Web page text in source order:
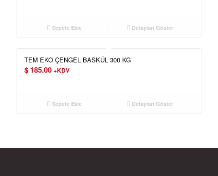
Sepete Ekle Detayları Göster
TEM EKO ÇENGEL BASKÜL 300 KG
$185.00 +KDV
Sepete Ekle Detayları Göster